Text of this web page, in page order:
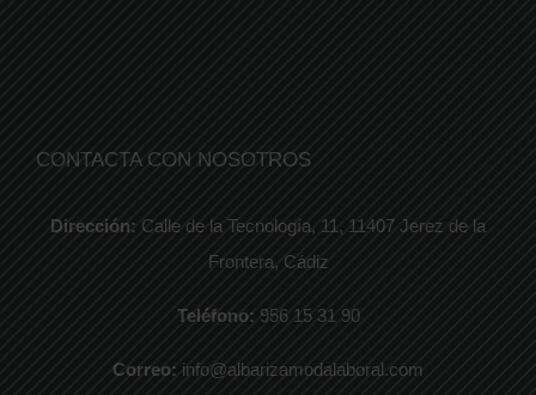
CONTACTA CON NOSOTROS
Dirección: Calle de la Tecnología, 11, 11407 Jerez de la
Frontera, Cádiz
Teléfono: 956 15 31 90
Correo: info@albarizamodalaboral.com